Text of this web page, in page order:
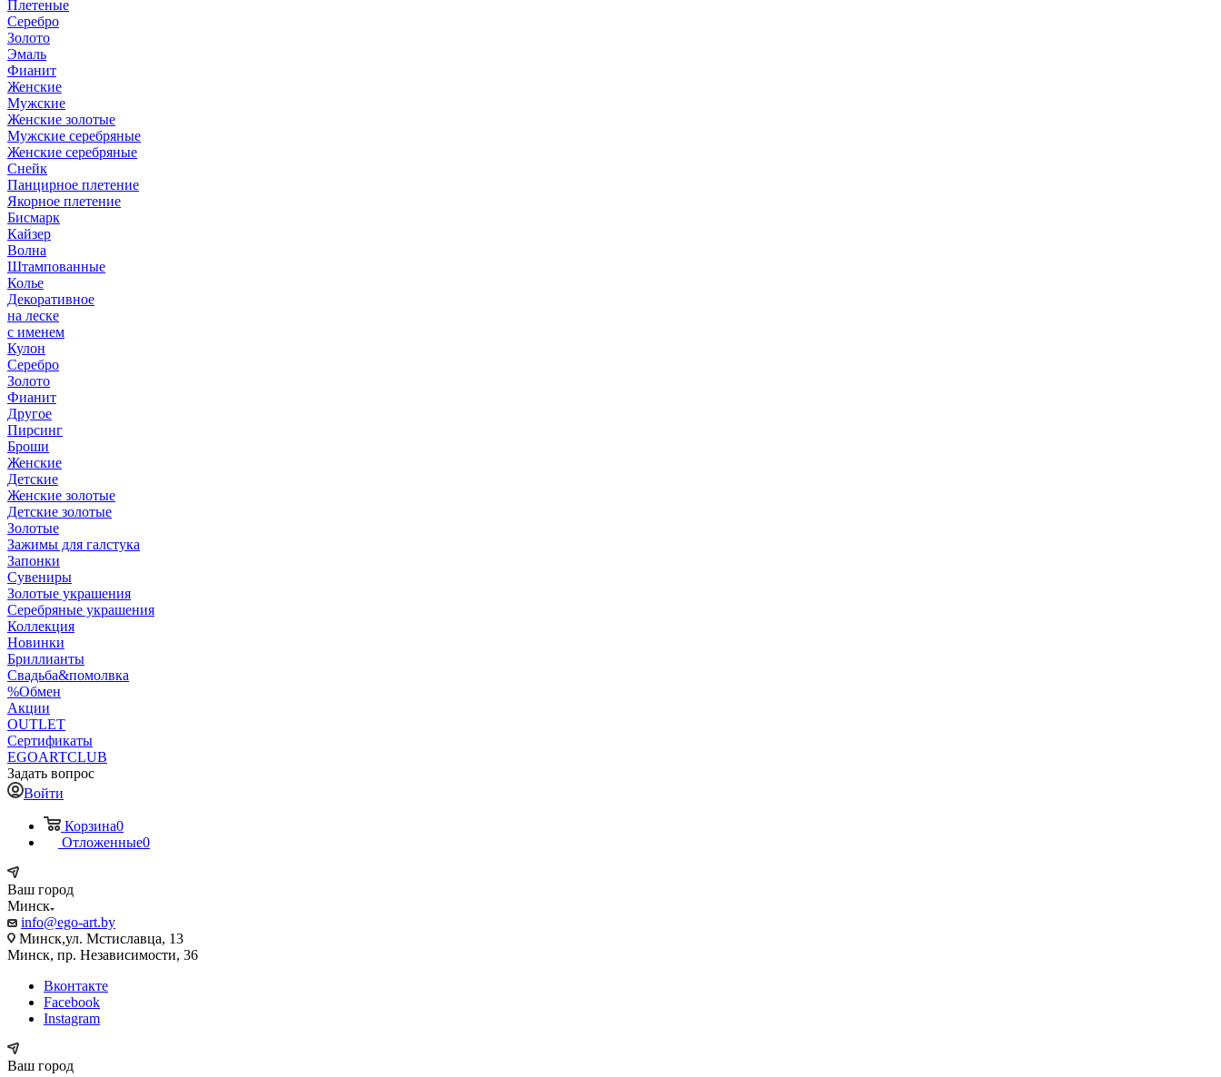
Плетеные
Серебро
Золото
Эмаль
Фианит
Женские
Мужские
Женские золотые
Мужские серебряные
Женские серебряные
Снейк
Панцирное плетение
Якорное плетение
Бисмарк
Кайзер
Волна
Штампованные
Колье
Декоративное
на леске
с именем
Кулон
Серебро
Золото
Фианит
Другое
Пирсинг
Броши
Женские
Детские
Женские золотые
Детские золотые
Золотые
Зажимы для галстука
Запонки
Сувениры
Золотые украшения
Серебряные украшения
Коллекция
Новинки
Бриллианты
Свадьба&помолвка
%Обмен
Акции
OUTLET
Сертификаты
EGOARTCLUB
Задать вопрос
Войти
Корзина0
Отложенные0
Ваш город
Минск
info@ego-art.by
Минск,ул. Мстиславца, 13
Минск, пр. Независимости, 36
Вконтакте
Facebook
Instagram
Ваш город